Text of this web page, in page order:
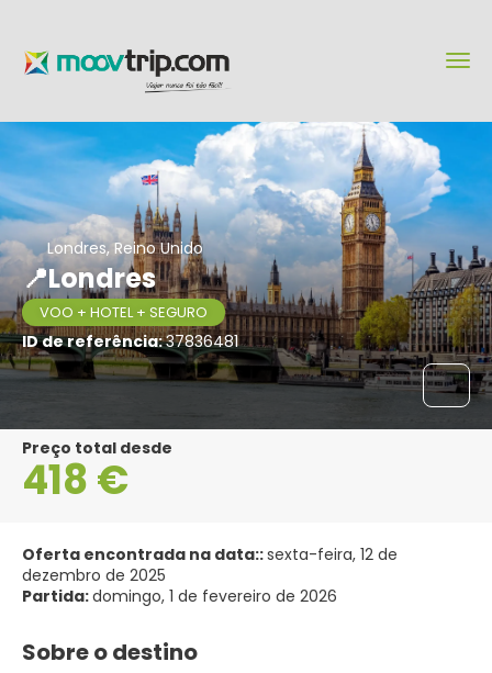
Londres, Reino Unido
📍Londres
VOO + HOTEL + SEGURO
ID de referência:37836481
Preço total desde
418 €
Oferta encontrada na data::sexta-feira, 12 de
dezembro de 2025
Partida:domingo, 1 de fevereiro de 2026
Sobre o destino